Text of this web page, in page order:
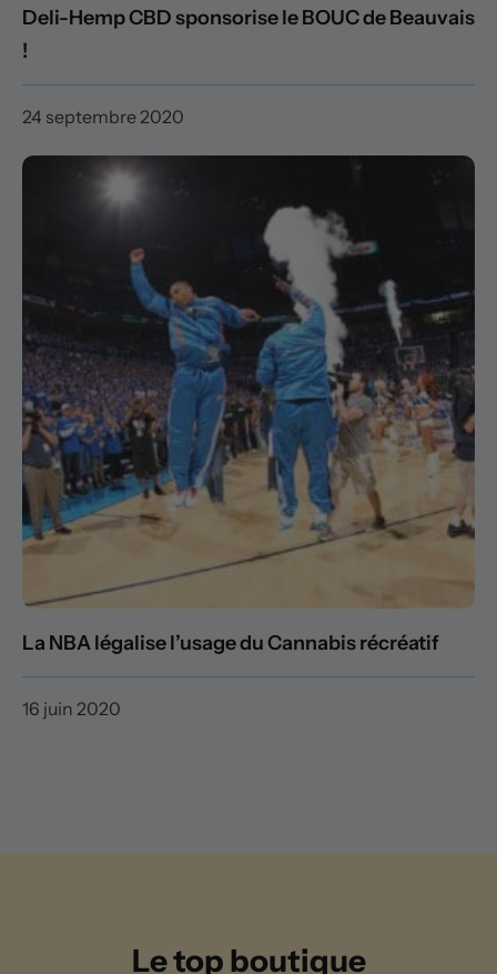
Deli-Hemp CBD sponsorise le BOUC de Beauvais
!
24 septembre 2020
La NBA légalise l’usage du Cannabis récréatif
16 juin 2020
Le top boutique